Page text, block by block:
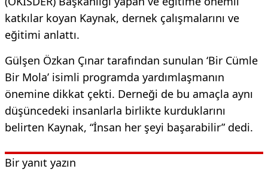
katkılar koyan Kaynak, dernek çalışmalarını ve
eğitimi anlattı.
Gülşen Özkan Çınar tarafından sunulan ‘Bir Cümle
Bir Mola’ isimli programda yardımlaşmanın
önemine dikkat çekti. Derneği de bu amaçla aynı
düşüncedeki insanlarla birlikte kurduklarını
belirten Kaynak, “İnsan her şeyi başarabilir” dedi.
Bir yanıt yazın